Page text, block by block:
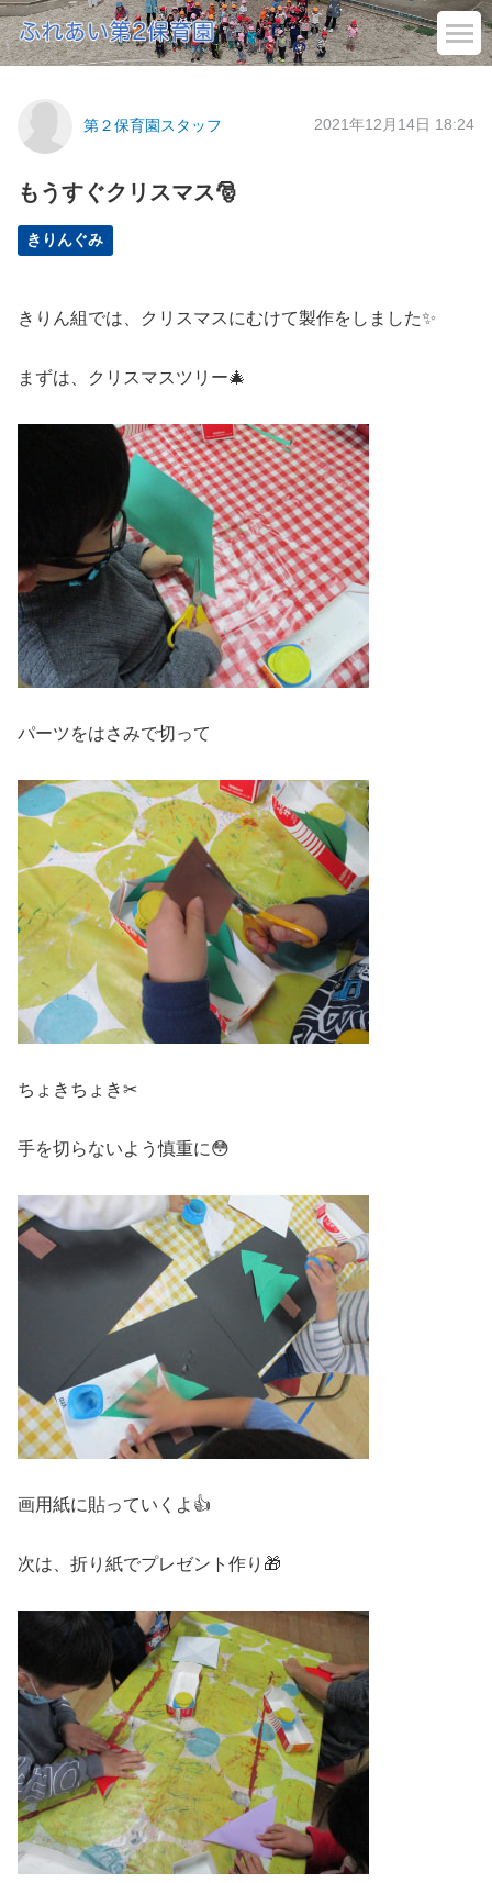
第２保育園スタッフ 2021年12月14日 18:24
もうすぐクリスマス🎅
きりんぐみ
きりん組では、クリスマスにむけて製作をしました✨
まずは、クリスマスツリー🎄
パーツをはさみで切って
ちょきちょき✂
手を切らないよう慎重に😳
画用紙に貼っていくよ👍
次は、折り紙でプレゼント作り🎁